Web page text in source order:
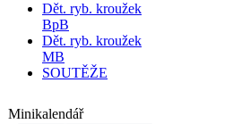
Dět. ryb. kroužek
BpB
Dět. ryb. kroužek
MB
SOUTĚŽE
Minikalendář